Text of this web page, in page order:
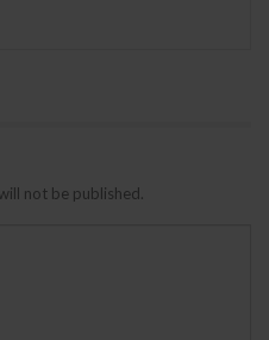
not be published.